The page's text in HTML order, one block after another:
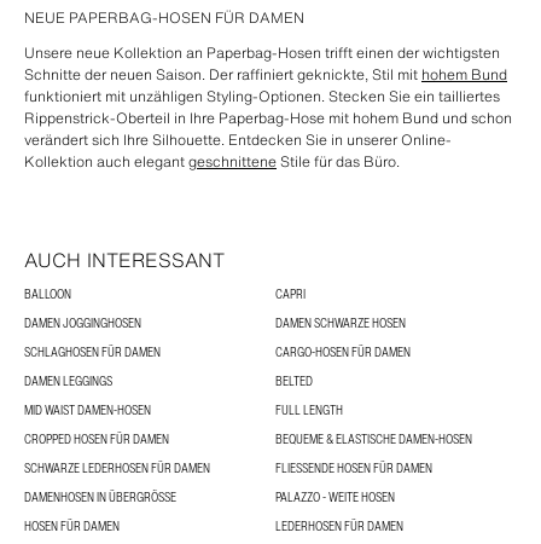
NEUE PAPERBAG-HOSEN FÜR DAMEN
Unsere neue Kollektion an Paperbag-Hosen trifft einen der wichtigsten
Schnitte der neuen Saison. Der raffiniert geknickte, Stil mit hohem Bund
funktioniert mit unzähligen Styling-Optionen. Stecken Sie ein tailliertes
Rippenstrick-Oberteil in Ihre Paperbag-Hose mit hohem Bund und schon
verändert sich Ihre Silhouette. Entdecken Sie in unserer Online-
Kollektion auch elegantgeschnitteneStile für das Büro.
AUCH INTERESSANT
BALLOON
CAPRI
DAMEN JOGGINGHOSEN
DAMEN SCHWARZE HOSEN
SCHLAGHOSEN FÜR DAMEN
CARGO-HOSEN FÜR DAMEN
DAMEN LEGGINGS
BELTED
MID WAIST DAMEN-HOSEN
FULL LENGTH
CROPPED HOSEN FÜR DAMEN
BEQUEME & ELASTISCHE DAMEN-HOSEN
SCHWARZE LEDERHOSEN FÜR DAMEN
FLIESSENDE HOSEN FÜR DAMEN
DAMENHOSEN IN ÜBERGRÖSSE
PALAZZO - WEITE HOSEN
HOSEN FÜR DAMEN
LEDERHOSEN FÜR DAMEN